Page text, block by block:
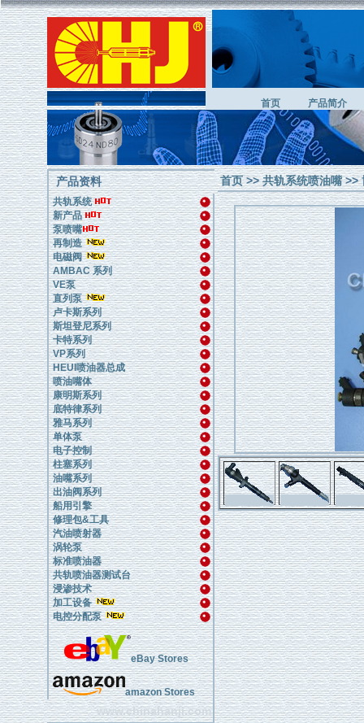
首页 产品简介
产品资料
共轨系统
新产品
泵喷嘴
再制造
电磁阀
AMBAC 系列
VE泵
直列泵
卢卡斯系列
斯坦登尼系列
卡特系列
VP系列
HEUI喷油器总成
喷油嘴体
康明斯系列
底特律系列
雅马系列
单体泵
电子控制
柱塞系列
油嘴系列
出油阀系列
船用引擎
修理包&工具
汽油喷射器
涡轮泵
标准喷油器
共轨喷油器测试台
浸渗技术
加工设备
电控分配泵
eBay Stores
amazon Stores
www.chinahanji.com
首页 >>共轨系统喷油嘴>>